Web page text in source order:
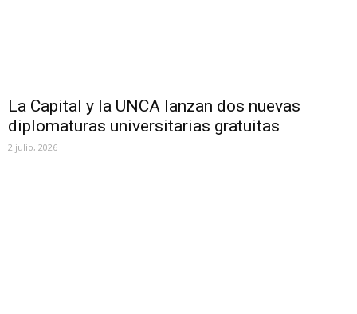
La Capital y la UNCA lanzan dos nuevas
diplomaturas universitarias gratuitas
2 julio, 2026